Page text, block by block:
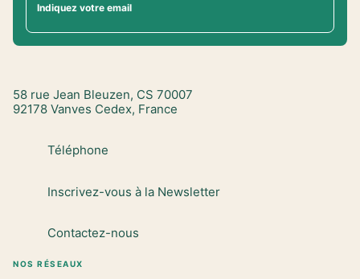
Indiquez votre email
58 rue Jean Bleuzen, CS 70007
92178 Vanves Cedex, France
Téléphone
Inscrivez-vous à la Newsletter
Contactez-nous
NOS RÉSEAUX